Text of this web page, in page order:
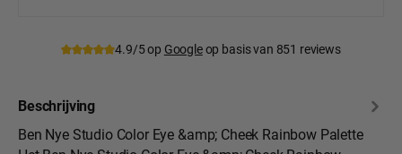
4.9/5 op Googleop basis van 851 reviews
Beschrijving
Ben Nye Studio Color Eye &amp; Cheek Rainbow Palette